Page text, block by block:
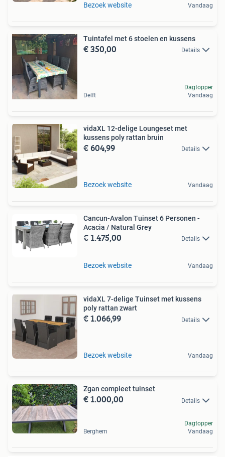
Bezoek website Vandaag
Tuintafel met 6 stoelen en kussens
€ 350,00 Details
Delft
Dagtopper
Vandaag
vidaXL 12-delige Loungeset met
kussens poly rattan bruin
€ 604,99 Details
Bezoek website Vandaag
Cancun-Avalon Tuinset 6 Personen -
Acacia / Natural Grey
€ 1.475,00 Details
Bezoek website Vandaag
vidaXL 7-delige Tuinset met kussens
poly rattan zwart
€ 1.066,99 Details
Bezoek website Vandaag
Zgan compleet tuinset
€ 1.000,00 Details
Berghem
Dagtopper
Vandaag